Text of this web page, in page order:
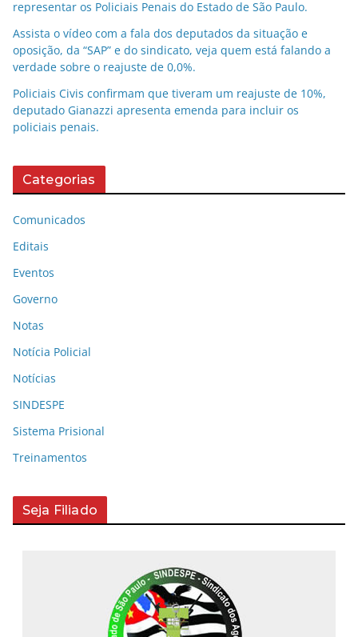
representar os Policiais Penais do Estado de São Paulo.
Assista o vídeo com a fala dos deputados da situação e
oposição, da “SAP” e do sindicato, veja quem está falando a
verdade sobre o reajuste de 0,0%.
Policiais Civis confirmam que tiveram um reajuste de 10%,
deputado Gianazzi apresenta emenda para incluir os
policiais penais.
Categorias
Comunicados
Editais
Eventos
Governo
Notas
Notícia Policial
Notícias
SINDESPE
Sistema Prisional
Treinamentos
Seja Filiado